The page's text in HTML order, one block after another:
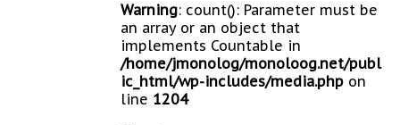
Warning: count(): Parameter must be
an array or an object that
implements Countable in
/home/jmonolog/monoloog.net/publ
ic_html/wp-includes/media.php on
line 1204